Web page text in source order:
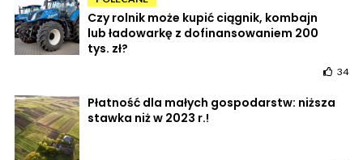
Czy rolnik może kupić ciągnik, kombajn
lub ładowarkę z dofinansowaniem 200
tys. zł?
34
Płatność dla małych gospodarstw: niższa
stawka niż w 2023 r.!